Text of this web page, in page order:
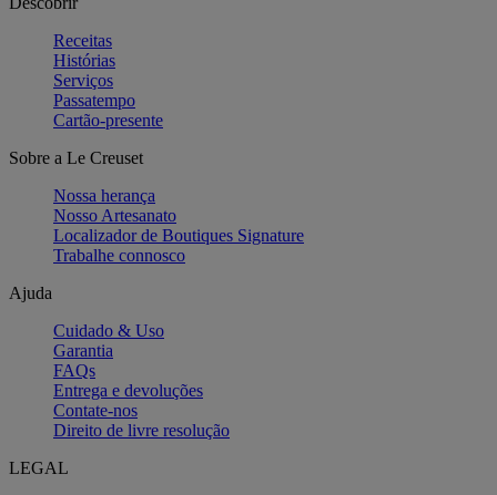
Receitas
Histórias
Serviços
Passatempo
Cartão-presente
Sobre a Le Creuset
Nossa herança
Nosso Artesanato
Localizador de Boutiques Signature
Trabalhe connosco
Ajuda
Cuidado & Uso
Garantia
FAQs
Entrega e devoluções
Contate-nos
Direito de livre resolução
LEGAL